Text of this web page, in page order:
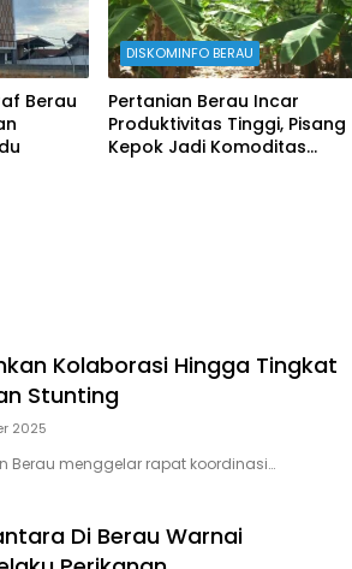
Berau
DISKOMINFO BERAU
Pertanian Berau Incar
Produktivitas Tinggi, Pisang
Kepok Jadi Komoditas
Kolaborasi Hingga Tingkat
Stunting
2025
Berau menggelar rapat koordinasi…
Di Berau Warnai